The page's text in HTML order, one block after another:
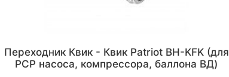
Переходник Квик - Квик Patriot BH-KFK (для
РСР насоса, компрессора, баллона ВД)